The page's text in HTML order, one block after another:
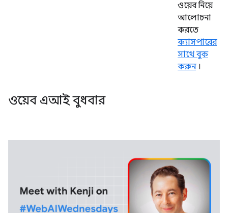
ওয়েব নিয়ে
আলোচনা
করতে
ক্যাসপারের
সাথে বুক
করুন।
ওয়েব এআই বুধবার